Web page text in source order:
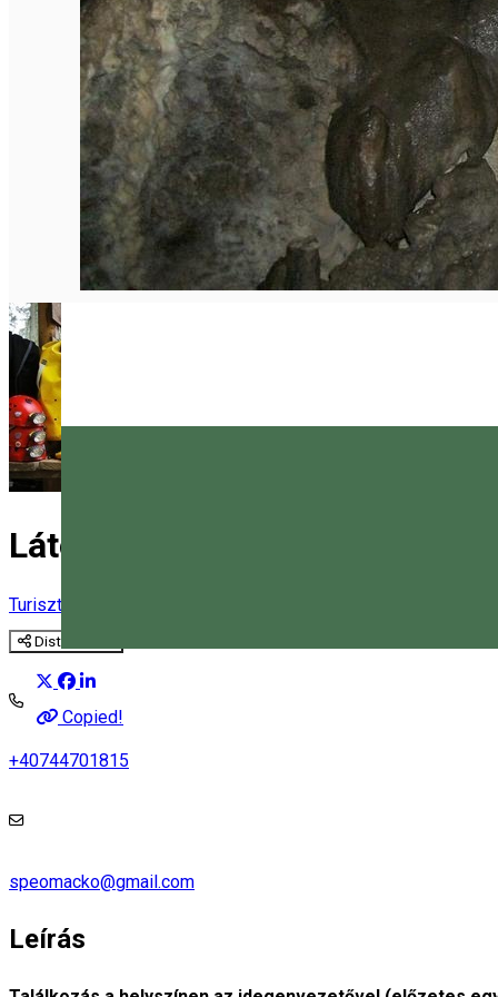
Látogatás a Tósaroki-barlangba
Turisztikai program
Distribuie
Copied!
+40744701815
speomacko@gmail.com
Leírás